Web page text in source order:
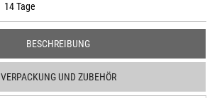
14 Tage
BESCHREIBUNG
VERPACKUNG UND ZUBEHÖR